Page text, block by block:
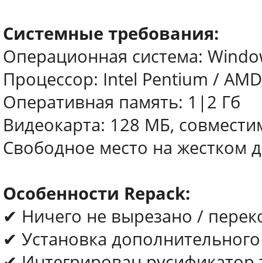
Системные требования:
Операционная система:
Процессор: Intel Pentium /
Оперативная память: 1|2 Гб
Видеокарта: 128 МБ,
Свободное место на жестком
Особенности Repack:
✔ Ничего не вырезано /
✔ Установка